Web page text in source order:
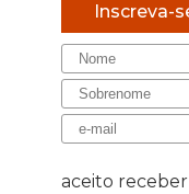
Inscreva-
aceito